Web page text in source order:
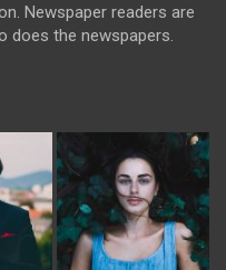
Newspaper readers are
does the newspapers.